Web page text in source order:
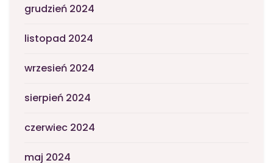
grudzień 2024
listopad 2024
wrzesień 2024
sierpień 2024
czerwiec 2024
maj 2024